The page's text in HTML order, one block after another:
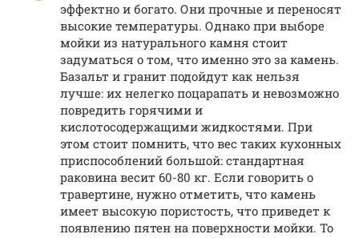
эффектно и богато. Они прочные и переносят
высокие температуры. Однако при выборе
мойки из натурального камня стоит
задуматься о том, что именно это за камень.
Базальт и гранит подойдут как нельзя
лучше: их нелегко поцарапать и невозможно
повредить горячими и
кислотосодержащими жидкостями. При
этом стоит помнить, что вес таких кухонных
приспособлений большой: стандартная
раковина весит 60-80 кг. Если говорить о
травертине, нужно отметить, что камень
имеет высокую пористость, что приведет к
появлению пятен на поверхности мойки. То